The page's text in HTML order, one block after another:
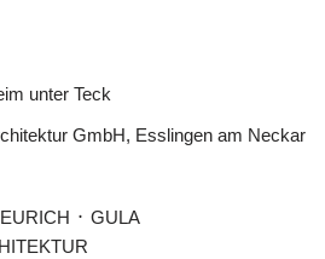
unter Teck
GmbH, Esslingen am Neckar
᛫ GULA